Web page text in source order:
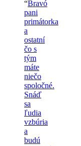
“Bravó
pani
primátorka
a
ostatní
čo s
tým
máte
niečo
spoločné.
Snáď
sa
ľudia
vzbúria
a
budú